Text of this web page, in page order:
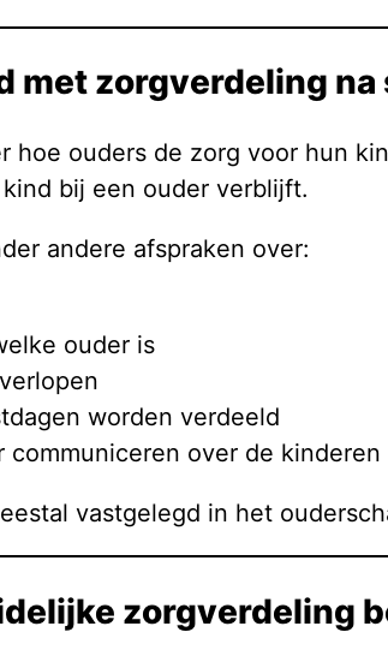
met zorgverdeling
hoe ouders de zorg voor hun
bij een ouder verblijft.
andere afspraken over:
ouder is
worden verdeeld
communiceren over de kinderen
vastgelegd in het
zorgverdeling